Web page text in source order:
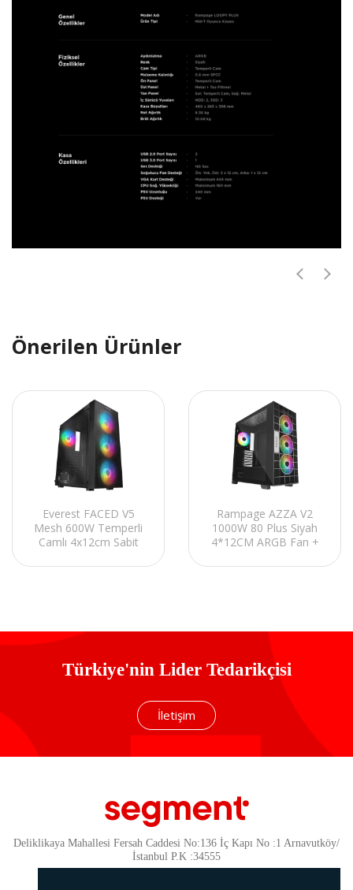
Önerilen Ürünler
Everest FACED V5
Mesh 600W Temperli
Camlı 4x12cm Sabit
Mid-T Gaming Oyuncu
Rampage AZZA V2
1000W 80 Plus Siyah
4*12CM ARGB Fan +
Gaming Oyuncu Kasası
Türkiye'nin Lider Tedarikçisi
İletişim
Deliklikaya Mahallesi Fersah Caddesi No:136 İç Kapı No :1 Arnavutköy/
İstanbul P.K :34555
Güvenlik